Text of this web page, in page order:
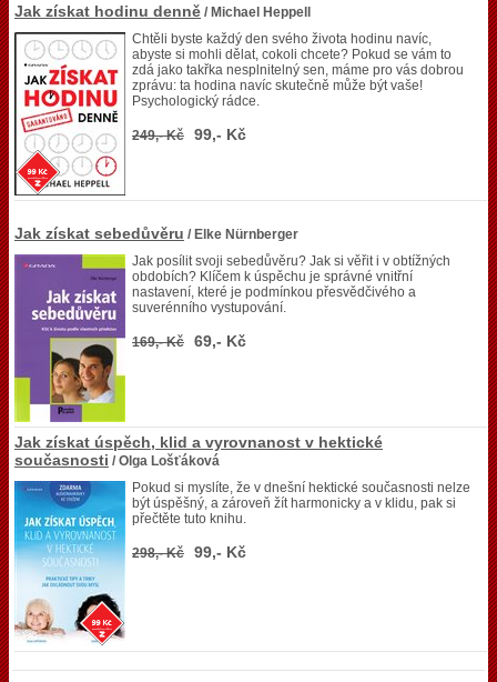
Jak získat hodinu denně / Michael Heppell
Chtěli byste každý den svého života hodinu navíc,
abyste si mohli dělat, cokoli chcete? Pokud se vám to
zdá jako takřka nesplnitelný sen, máme pro vás dobrou
zprávu: ta hodina navíc skutečně může být vaše!
Psychologický rádce.
249,- Kč 99,- Kč
Jak získat sebedůvěru / Elke Nürnberger
Jak posílit svoji sebedůvěru? Jak si věřit i v obtížných
obdobích? Klíčem k úspěchu je správné vnitřní
nastavení, které je podmínkou přesvědčivého a
suverénního vystupování.
169,- Kč 69,- Kč
Jak získat úspěch, klid a vyrovnanost v hektické
současnosti / Olga Lošťáková
Pokud si myslíte, že v dnešní hektické současnosti nelze
být úspěšný, a zároveň žít harmonicky a v klidu, pak si
přečtěte tuto knihu.
298,- Kč 99,- Kč